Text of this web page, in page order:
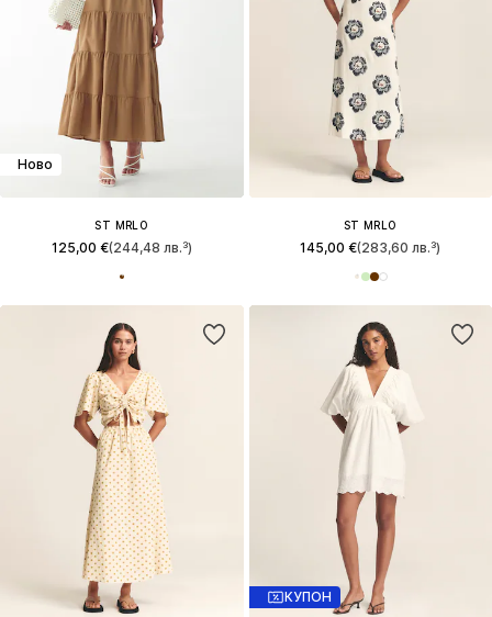
Ново
ST MRLO
125,00 €(244,48 лв.³)
ST MRLO
145,00 €(283,60 лв.³)
КУПОН